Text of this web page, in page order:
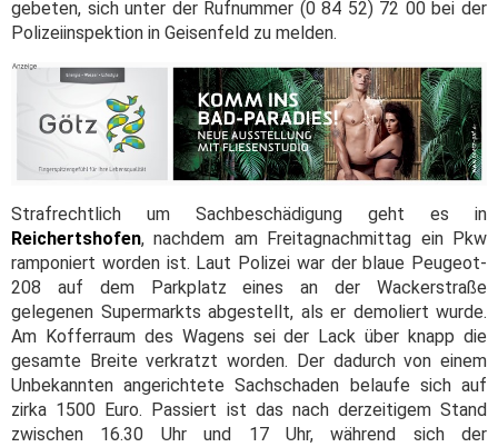
gebeten, sich unter der Rufnummer (0 84 52) 72 00 bei der
Polizeiinspektion in Geisenfeld zu melden.
Strafrechtlich um Sachbeschädigung geht es in
Reichertshofen, nachdem am Freitagnachmittag ein Pkw
ramponiert worden ist. Laut Polizei war der blaue Peugeot-
208 auf dem Parkplatz eines an der Wackerstraße
gelegenen Supermarkts abgestellt, als er demoliert wurde.
Am Kofferraum des Wagens sei der Lack über knapp die
gesamte Breite verkratzt worden. Der dadurch von einem
Unbekannten angerichtete Sachschaden belaufe sich auf
zirka 1500 Euro. Passiert ist das nach derzeitigem Stand
zwischen 16.30 Uhr und 17 Uhr, während sich der